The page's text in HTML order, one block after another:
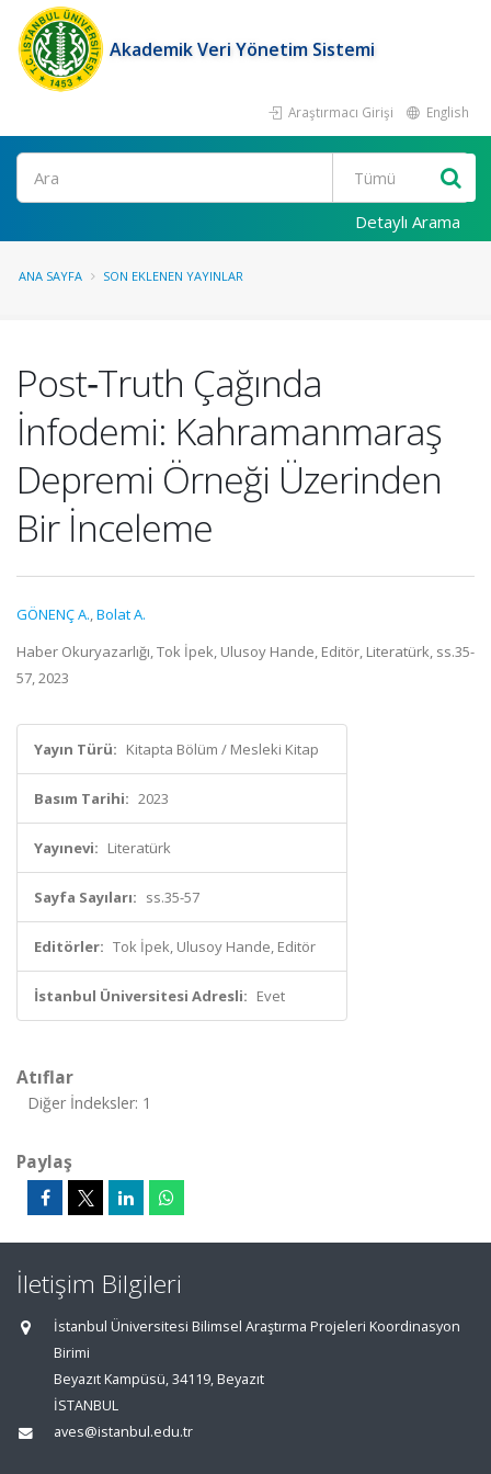
Akademik Veri Yönetim Sistemi
Araştırmacı Girişi English
Ara
Detaylı Arama
ANA SAYFA SON EKLENEN YAYINLAR
Post‐Truth Çağında
İnfodemi: Kahramanmaraş
Depremi Örneği Üzerinden
Bir İnceleme
GÖNENÇ A.,Bolat A.
Haber Okuryazarlığı, Tok İpek, Ulusoy Hande, Editör, Literatürk, ss.35-
57, 2023
Yayın Türü: Kitapta Bölüm / Mesleki Kitap
Basım Tarihi: 2023
Yayınevi: Literatürk
Sayfa Sayıları: ss.35-57
Editörler: Tok İpek, Ulusoy Hande, Editör
İstanbul Üniversitesi Adresli: Evet
Atıflar
Diğer İndeksler: 1
Paylaş
İletişim Bilgileri
İstanbul Üniversitesi Bilimsel Araştırma Projeleri Koordinasyon
Birimi
Beyazıt Kampüsü, 34119, Beyazıt
İSTANBUL
aves@istanbul.edu.tr